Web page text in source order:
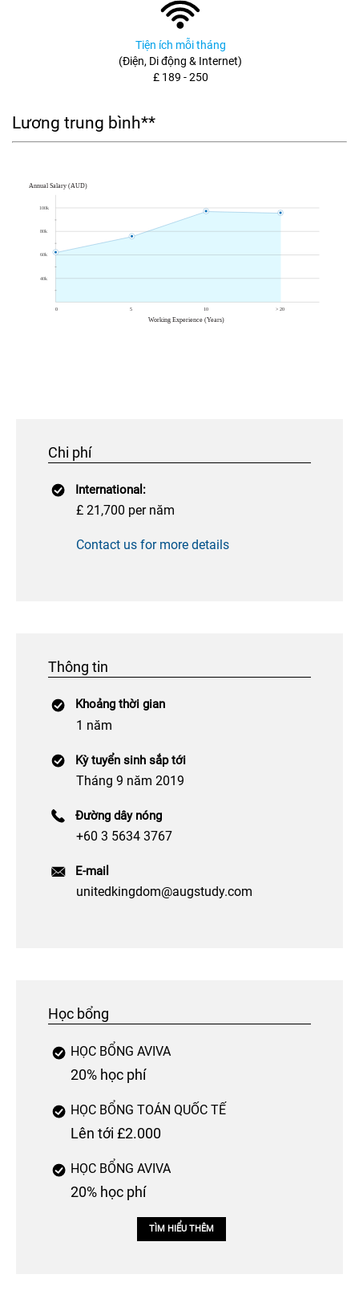
Tiện ích mỗi tháng
(Điện, Di động & Internet)
£ 189 - 250
Lương trung bình**
Chi phí
International:
£ 21,700 per năm
Contact us for more details
Thông tin
Khoảng thời gian
1 năm
Kỳ tuyển sinh sắp tới
Tháng 9 năm 2019
Đường dây nóng
+60 3 5634 3767
E-mail
unitedkingdom@augstudy.com
Học bổng
HỌC BỔNG AVIVA
20% học phí
HỌC BỔNG TOÁN QUỐC TẾ
Lên tới £2.000
HỌC BỔNG AVIVA
20% học phí
TÌM HIỂU THÊM